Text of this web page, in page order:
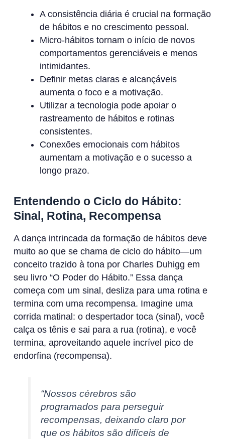
A consistência diária é crucial na formação
de hábitos e no crescimento pessoal.
Micro-hábitos tornam o início de novos
comportamentos gerenciáveis e menos
intimidantes.
Definir metas claras e alcançáveis
aumenta o foco e a motivação.
Utilizar a tecnologia pode apoiar o
rastreamento de hábitos e rotinas
consistentes.
Conexões emocionais com hábitos
aumentam a motivação e o sucesso a
longo prazo.
Entendendo o Ciclo do Hábito:
Sinal, Rotina, Recompensa
A dança intrincada da formação de hábitos deve
muito ao que se chama de ciclo do hábito—um
conceito trazido à tona por Charles Duhigg em
seu livro “O Poder do Hábito.” Essa dança
começa com um sinal, desliza para uma rotina e
termina com uma recompensa. Imagine uma
corrida matinal: o despertador toca (sinal), você
calça os tênis e sai para a rua (rotina), e você
termina, aproveitando aquele incrível pico de
endorfina (recompensa).
“Nossos cérebros são
programados para perseguir
recompensas, deixando claro por
que os hábitos são difíceis de